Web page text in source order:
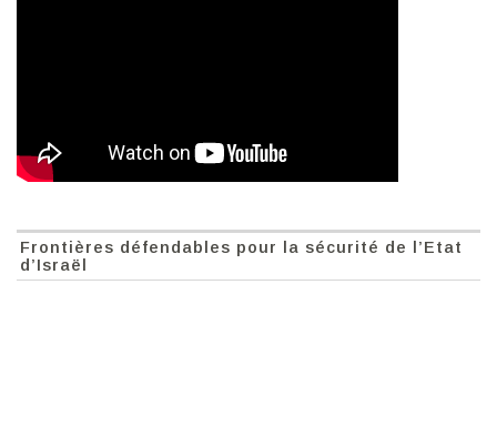
Frontières défendables pour la sécurité de l’Etat
d’Israël